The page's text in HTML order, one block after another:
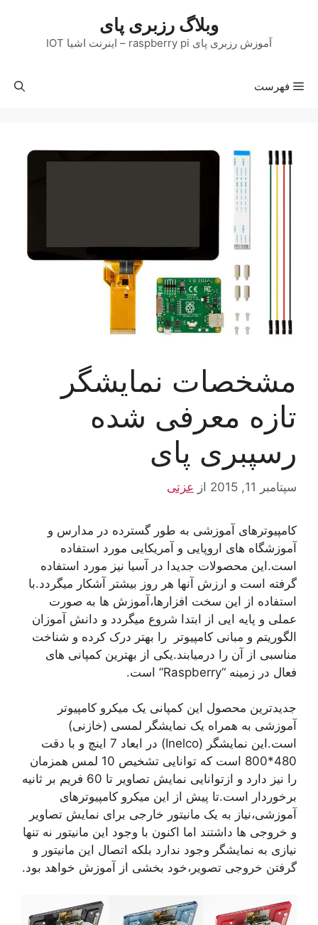
وبلاگ رزبری پای
آموزش رزبری پای raspberry pi – اینرنت اشیا IOT
فهرست
مشخصات نمایشگر
تازه معرفی شده
رسپبری پای
سپتامبر 11, 2015 از عزتی
کامپیوترهای آموزشی به طور گسترده در مدارس و
آموزشگاه های اروپایی و آمریکایی مورد استفاده
است.این محصولات جدیدا در آسیا نیز مورد استفاده
گرفته است و ارزش آنها هر روز بیشتر آشکار میگردد.با
استفاده از این سخت افزارها،آموزش ها به صورت
عملی و پایه ایی از ابتدا شروع میگردد و دانش آموزان
الگوریتم و مبانی کامپیوتر را بهتر درک کرده و شناخت
مناسبی از آن را درمیابند.یکی از بهترین کمپانی های
فعال در زمینه “Raspberry” است.
جدیدترین محصول این کمپانی یک میکرو کامپیوتر
آموزشی به همراه یک نمایشگر لمسی (خازنی)
است.این نمایشگر (Inelco) در ابعاد 7 اینچ و با دقت
480*800 است که توانایی تشخیص 10 لمس همزمان
را نیز دارد و ازتوانایی نمایش تصاویر تا 60 فریم بر ثانیه
برخوردار است.تا پیش از این میکرو کامپیوترهای
آموزشی،نیاز به یک مانیتور خارجی برای نمایش تصاویر
و خروجی ها داشتند اما اکنون با وجود این مانیتور نه تنها
نیازی به نمایشگر وجود ندارد بلکه اتصال این مانیتور و
گرفتن خروجی تصویر،خود بخشی از آموزش خواهد بود.